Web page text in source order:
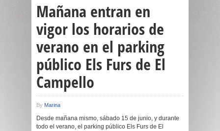
Mañana entran en
vigor los horarios de
verano en el parking
público Els Furs de El
Campello
By Marina
Desde mañana mismo, sábado 15 de junio, y durante
todo el verano, el parking público Els Furs de El